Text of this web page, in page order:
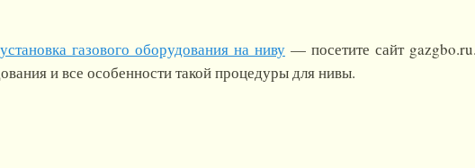
установка газового оборудования на ниву— посетите сайт
и все особенности такой процедуры для нивы.